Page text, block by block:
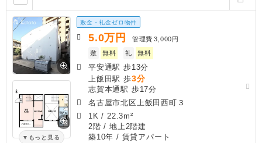
もっと見る
敷金・礼金ゼロ物件
5.0万円 管理費 3,000円
敷
無料 礼 無料
平安通駅 歩13分
上飯田駅 歩3分
志賀本通駅 歩17分
名古屋市北区上飯田西町３
1K / 22.3m²
2階 / 地上2階建
築10年 / 賃貸アパート